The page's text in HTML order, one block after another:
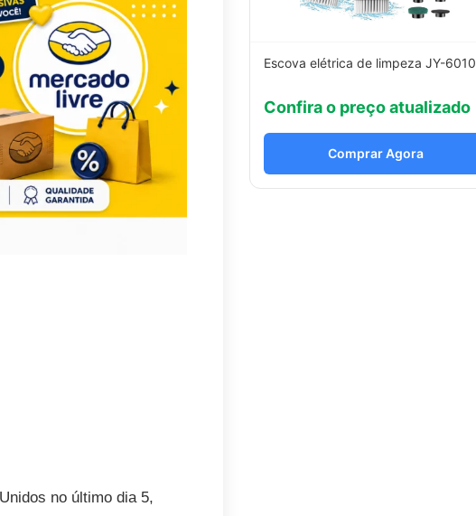
no último dia 5,
Escova elétrica de limpeza JY-6010
Confira o preço atualizado
Comprar Agora